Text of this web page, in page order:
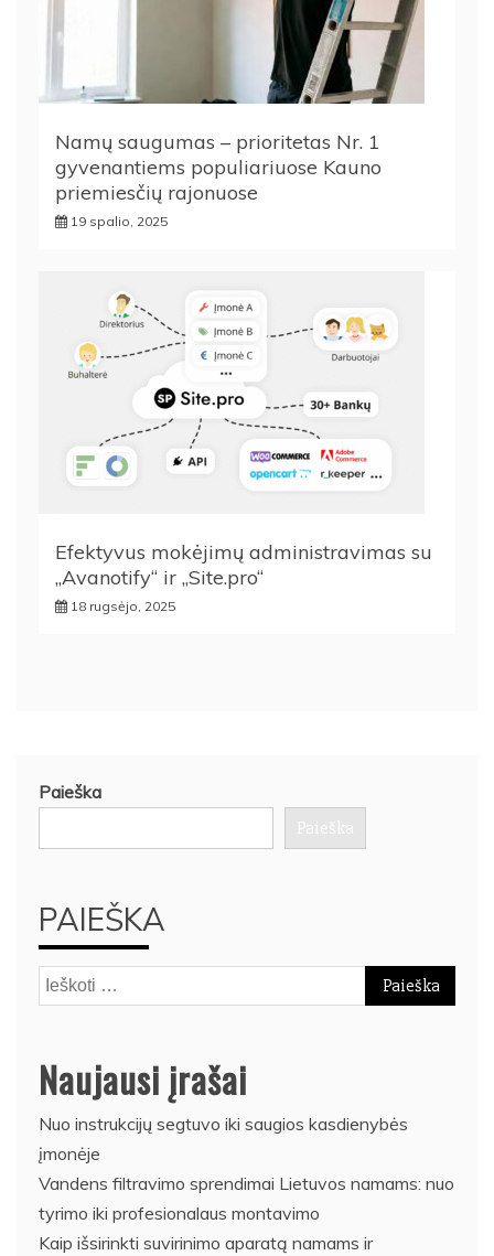
Namų saugumas – prioritetas Nr. 1
gyvenantiems populiariuose Kauno
priemiesčių rajonuose
19 spalio, 2025
Efektyvus mokėjimų administravimas su
„Avanotify“ ir „Site.pro“
18 rugsėjo, 2025
Paieška
Paieška
PAIEŠKA
Ieškoti:
Naujausi įrašai
Nuo instrukcijų segtuvo iki saugios kasdienybės
įmonėje
Vandens filtravimo sprendimai Lietuvos namams: nuo
tyrimo iki profesionalaus montavimo
Kaip išsirinkti suvirinimo aparatą namams ir